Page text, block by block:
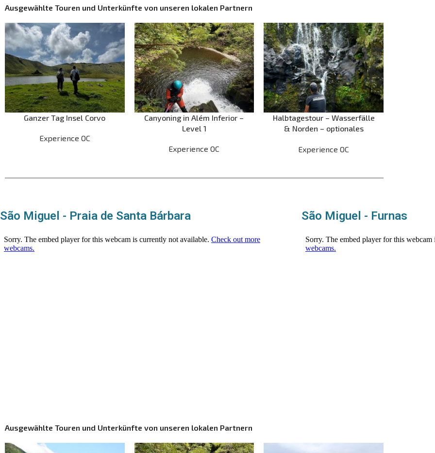
Ausgewählte Touren und Unterkünfte von unseren lokalen Partnern
Ganzer Tag Insel Corvo
Experience OC
Canyoning in Além Inferior –
Level 1
Experience OC
Halbtagestour – Wasserfälle
& Norden – optionales
Bacalhau
Experience OC
São Miguel - Praia de Santa Bárbara São Miguel - Furnas
Ausgewählte Touren und Unterkünfte von unseren lokalen Partnern